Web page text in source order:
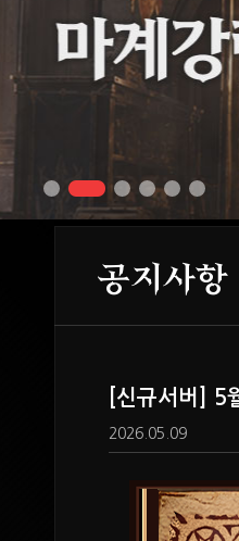
공지사항
[신규서버] 5
2026.05.09